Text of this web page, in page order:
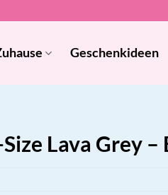
Geschenkideen
Lava Grey –